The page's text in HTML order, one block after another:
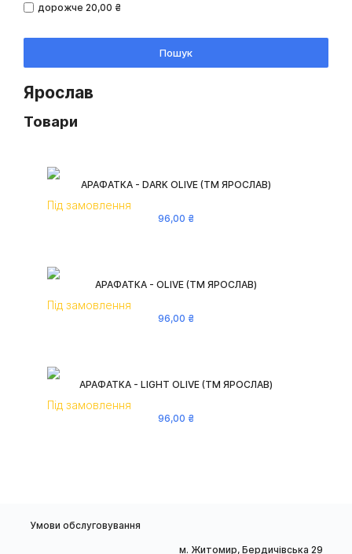
дорожче 20,00 ₴
Пошук
Ярослав
Товари
АРАФАТКА - DARK OLIVE (ТМ ЯРОСЛАВ)
Під замовлення
96,00 ₴
АРАФАТКА - OLIVE (ТМ ЯРОСЛАВ)
Під замовлення
96,00 ₴
АРАФАТКА - LIGHT OLIVE (ТМ ЯРОСЛАВ)
Під замовлення
96,00 ₴
Умови обслуговування
м. Житомир, Бердичівська 29